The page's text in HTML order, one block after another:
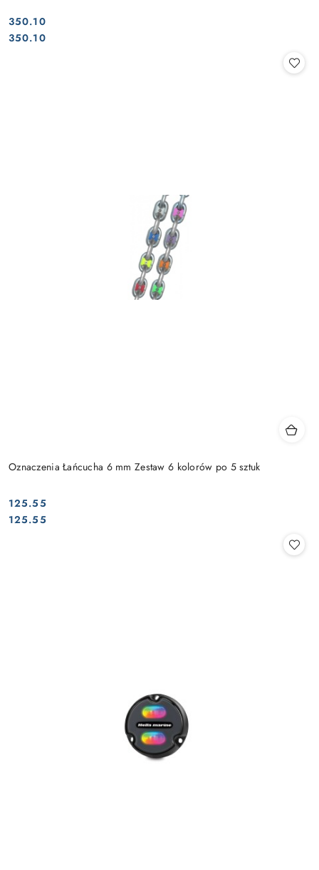
Cena:
350.10
Cena:
350.10
Oznaczenia Łańcucha 6 mm Zestaw 6 kolorów po 5 sztuk
Cena:
125.55
Cena:
125.55